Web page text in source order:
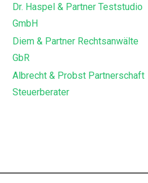
Dr. Haspel & Partner Teststudio
GmbH
Diem & Partner Rechtsanwälte
GbR
Albrecht & Probst Partnerschaft
Steuerberater